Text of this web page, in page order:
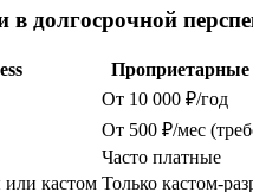
долгосрочной
От 10 000 ₽/год
От 500 ₽/мес
Часто платные
кастом Только кастом-